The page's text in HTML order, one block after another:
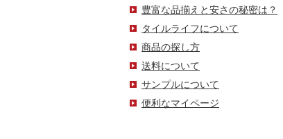
豊富な品揃えと安さの秘密は？
タイルライフについて
商品の探し方
送料について
サンプルについて
便利なマイページ